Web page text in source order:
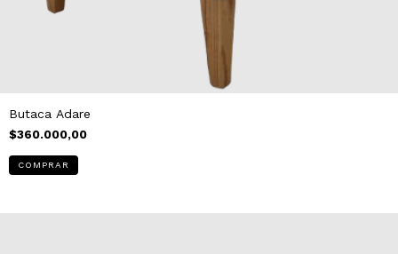
Butaca Adare
$360.000,00